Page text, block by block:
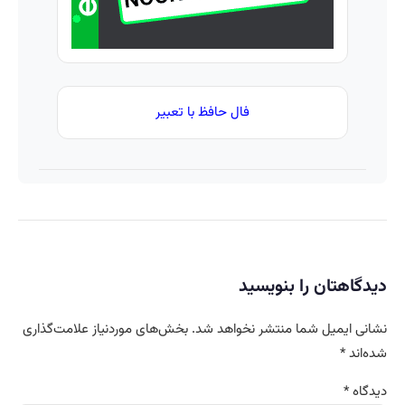
فال حافظ با تعبیر
دیدگاهتان را بنویسید
نشانی ایمیل شما منتشر نخواهد شد. بخش‌های موردنیاز علامت‌گذاری
شده‌اند*
دیدگاه*